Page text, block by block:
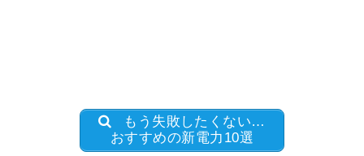
もう失敗したくない…
おすすめの新電力10選